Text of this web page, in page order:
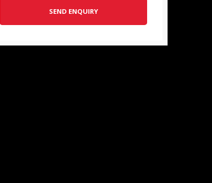
SEND ENQUIRY